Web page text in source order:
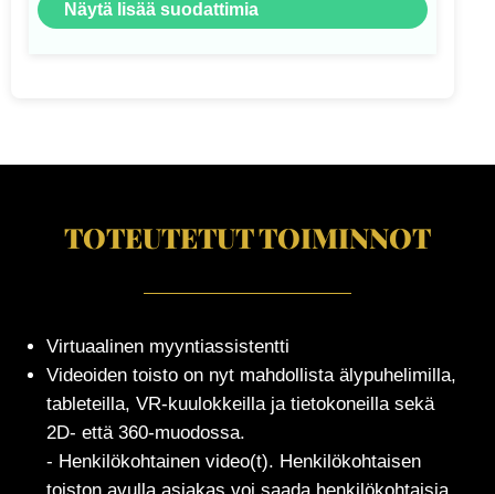
Näytä lisää suodattimia
TOTEUTETUT TOIMINNOT
Virtuaalinen myyntiassistentti
Videoiden toisto on nyt mahdollista älypuhelimilla,
tableteilla, VR-kuulokkeilla ja tietokoneilla sekä
2D- että 360-muodossa.
- Henkilökohtainen video(t). Henkilökohtaisen